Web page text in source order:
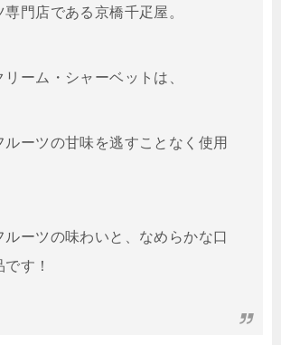
門店である京橋千疋屋。
ーム・シャーベットは、
ルーツの甘味を逃すことなく使用
ルーツの味わいと、なめらかな口
す！